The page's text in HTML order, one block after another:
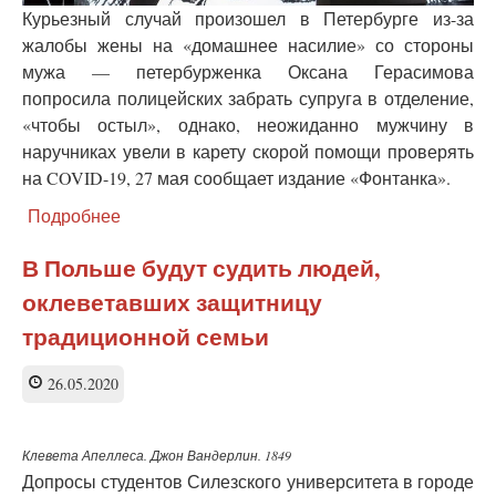
Курьезный случай произошел в Петербурге из-за
жалобы жены на «домашнее насилие» со стороны
мужа — петербурженка Оксана Герасимова
попросила полицейских забрать супруга в отделение,
«чтобы остыл», однако, неожиданно мужчину в
наручниках увели в карету скорой помощи проверять
на COVID-19, 27 мая сообщает издание «Фонтанка».
Подробнее
мужа!»
Супругов
разлучили
за
насилие»
В Польше будут судить людей,
оклеветавших защитницу
традиционной семьи
26.05.2020
Клевета Апеллеса. Джон Вандерлин. 1849
Допросы студентов Силезского университета в городе